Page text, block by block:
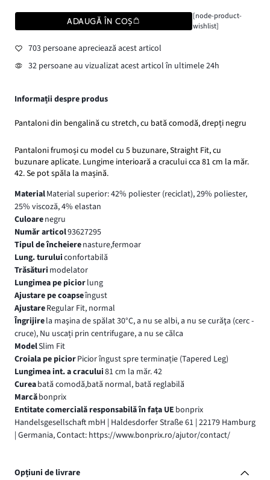
ADAUGĂ ÎN COȘ
[node-product-
wishlist]
703 persoane apreciează acest articol
32 persoane au vizualizat acest articol în ultimele 24h
Informații despre produs
Pantaloni din bengalină cu stretch, cu bată comodă, drepți negru
Pantaloni frumoși cu model cu 5 buzunare, Straight Fit, cu
buzunare aplicate. Lungime interioară a cracului cca 81 cm la măr.
42. Se pot spăla la mașină.
MaterialMaterial superior: 42% poliester (reciclat), 29% poliester,
25% viscoză, 4% elastan
Culoarenegru
Număr articol93627295
Tipul de încheierenasture,fermoar
Lung. turuluiconfortabilă
Trăsături modelator
Lungimea pe piciorlung
Ajustare pe coapseîngust
AjustareRegular Fit, normal
Îngrijirela maşina de spălat 30°C, a nu se albi, a nu se curăţa (cerc -
cruce), Nu uscați prin centrifugare, a nu se călca
ModelSlim Fit
Croiala pe piciorPicior îngust spre terminație (Tapered Leg)
Lungimea int. a cracului81 cm la măr. 42
Cureabată comodă,bată normal, bată reglabilă
Marcăbonprix
Entitate comercială responsabilă în fața UE bonprix
Handelsgesellschaft mbH | Haldesdorfer Straße 61 | 22179 Hamburg
| Germania, Contact: https://www.bonprix.ro/ajutor/contact/
Opțiuni de livrare